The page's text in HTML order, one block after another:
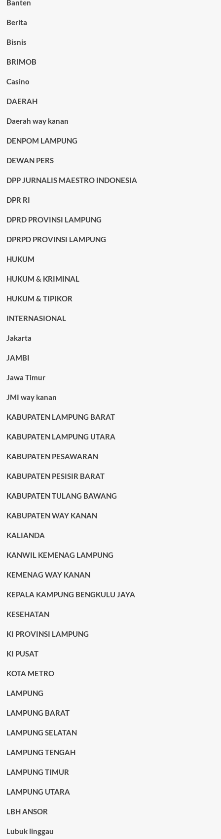
Banten
Berita
Bisnis
BRIMOB
Casino
DAERAH
Daerah way kanan
DENPOM LAMPUNG
DEWAN PERS
DPP JURNALIS MAESTRO INDONESIA
DPR RI
DPRD PROVINSI LAMPUNG
DPRPD PROVINSI LAMPUNG
HUKUM
HUKUM & KRIMINAL
HUKUM & TIPIKOR
INTERNASIONAL
Jakarta
JAMBI
Jawa Timur
JMI way kanan
KABUPATEN LAMPUNG BARAT
KABUPATEN LAMPUNG UTARA
KABUPATEN PESAWARAN
KABUPATEN PESISIR BARAT
KABUPATEN TULANG BAWANG
KABUPATEN WAY KANAN
KALIANDA
KANWIL KEMENAG LAMPUNG
KEMENAG WAY KANAN
KEPALA KAMPUNG BENGKULU JAYA
KESEHATAN
KI PROVINSI LAMPUNG
KI PUSAT
KOTA METRO
LAMPUNG
LAMPUNG BARAT
LAMPUNG SELATAN
LAMPUNG TENGAH
LAMPUNG TIMUR
LAMPUNG UTARA
LBH ANSOR
Lubuk linggau